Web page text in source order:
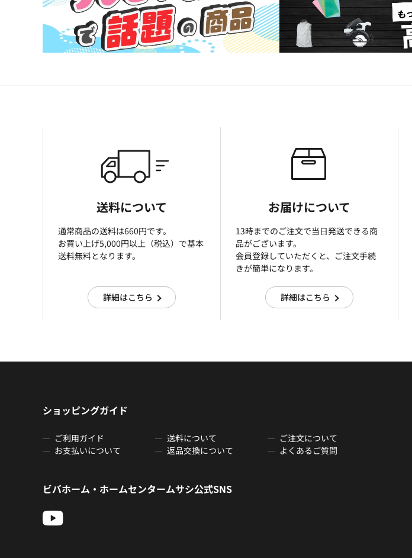
送料について
通常商品の送料は660円です。
お買い上げ5,000円以上（税込）で基本
送料無料となります。
詳細はこちら
お届けについて
13時までのご注文で当日発送できる商
品がございます。
会員登録していただくと、ご注文手続
きが簡単になります。
詳細はこちら
ショッピングガイド
ご利用ガイド 送料について
ご注文について
お支払いについて
返品交換について よくあるご質問
ビバホーム・ホームセンタームサシ公式SNS